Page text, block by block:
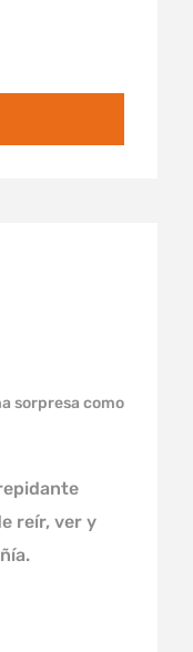
sorpresa como
reír, ver y